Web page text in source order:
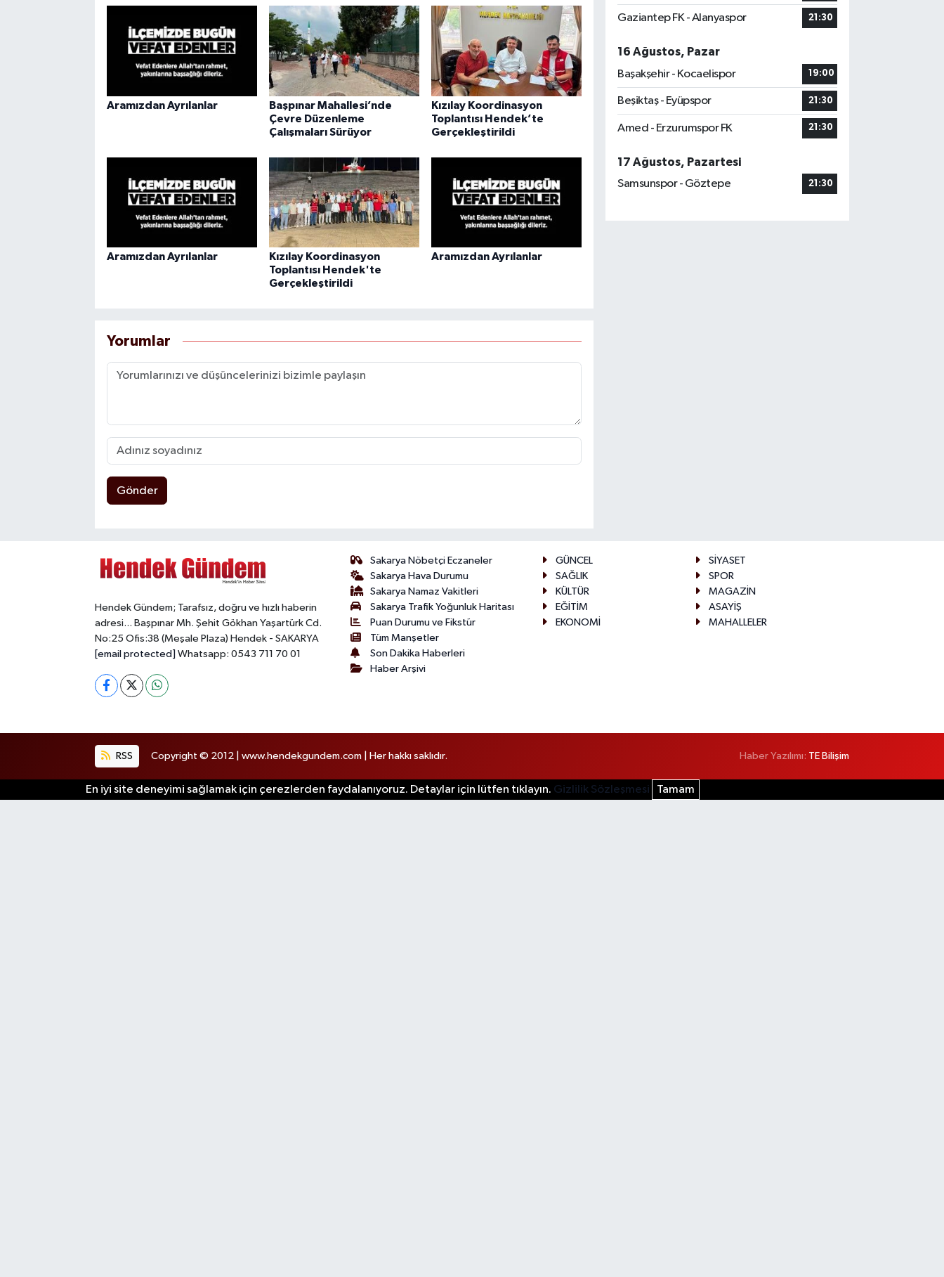
Aramızdan Ayrılanlar
Başpınar Mahallesi’nde
Çevre Düzenleme
Çalışmaları Sürüyor
Kızılay Koordinasyon
Toplantısı Hendek’te
Gerçekleştirildi
Aramızdan Ayrılanlar
Kızılay Koordinasyon
Toplantısı Hendek'te
Gerçekleştirildi
Aramızdan Ayrılanlar
Yorumlar
Gönder
Gaziantep FK - Alanyaspor 21:30
16 Ağustos, Pazar
Başakşehir - Kocaelispor
19:00
Beşiktaş - Eyüpspor 21:30
Amed - Erzurumspor FK 21:30
17 Ağustos, Pazartesi
Samsunspor - Göztepe
21:30
Hendek Gündem; Tarafsız, doğru ve hızlı haberin
adresi... Başpınar Mh. Şehit Gökhan Yaşartürk Cd.
No:25 Ofis:38 (Meşale Plaza) Hendek - SAKARYA
[email protected] Whatsapp: 0543 711 70 01
Sakarya Nöbetçi Eczaneler
Sakarya Hava Durumu
Sakarya Namaz Vakitleri
Sakarya Trafik Yoğunluk Haritası
Puan Durumu ve Fikstür
Tüm Manşetler
Son Dakika Haberleri
Haber Arşivi
GÜNCEL
SİYASET
SAĞLIK
SPOR
KÜLTÜR
MAGAZİN
EĞİTİM
ASAYİŞ
EKONOMİ
MAHALLELER
RSS Copyright © 2012 | www.hendekgundem.com | Her hakkı saklıdır. Haber Yazılımı: TE Bilişim
En iyi site deneyimi sağlamak için çerezlerden faydalanıyoruz. Detaylar için lütfen tıklayın. Gizlilik Sözleşmesi Tamam